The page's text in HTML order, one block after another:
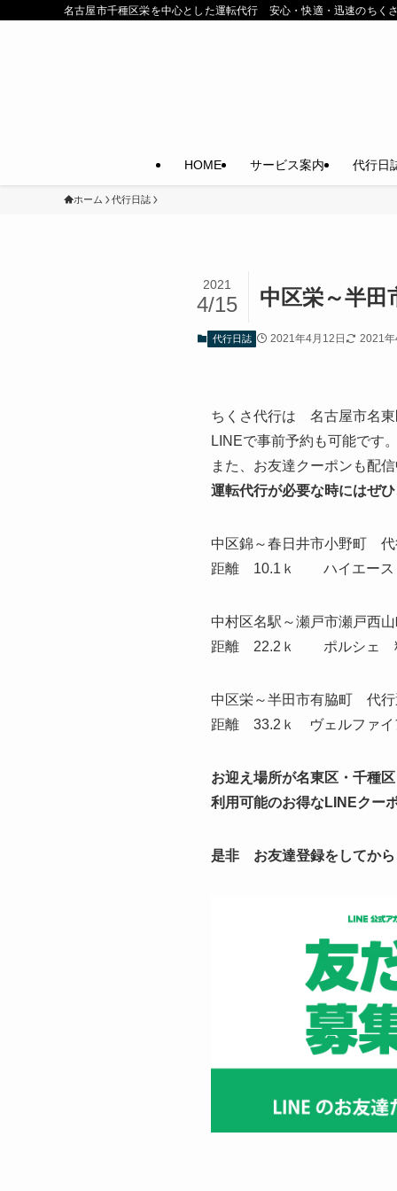
名古屋市千種区栄を中心とした運転代行 安心・快適・迅速のちく
HOME サービス案内 代行日
ホーム 代行日誌
中区栄～半
2021
4/15
代行日誌 2021年4月12日 2021
ちくさ代行は 名古屋市名東
LINEで事前予約も可能で
また、お友達クーポンも配
運転代行が必要な時にはぜ
中区錦～春日井市小野町 代
距離 10.1ｋ ハイエース
中村区名駅～瀬戸市瀬戸西
距離 22.2ｋ ポルシェ
中区栄～半田市有脇町 代行
距離 33.2ｋ ヴェルファ
お迎え場所が名東区・千種
利用可能のお得なLINEクー
是非 お友達登録をしてから